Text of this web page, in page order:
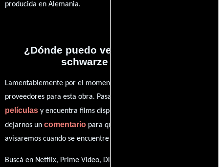
producida en Alemania.
¿Dónde puedo ver la películas Der
schwarze Diamant?
Lamentablemente por el momento no contamos con enlaces a
proveedores para esta obra. Pasa por nuestro catálogo de
películas y encuentra films disponibles. También puedes
dejarnos un comentario para que le demos prioridad y te
avisaremos cuando se encuentre disponible
Buscá en Netflix, Prime Video, Disney+